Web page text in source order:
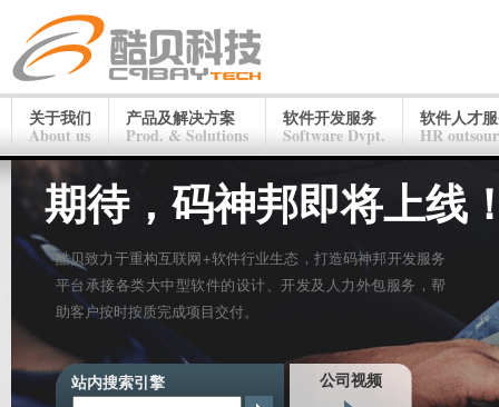
关于我们
About us
产品及解决方案
Prod. & Solutions
软件开发服务
Software Dvpt.
软件人才
HR
期待，码神邦即将上线
酷贝致力于重构互联网+软件行业生态，打造码神邦开发服务
平台承接各类大中型软件的设计、开发及人力外包服务，帮
助客户按时按质完成项目交付。
站内搜索引擎 公司视频